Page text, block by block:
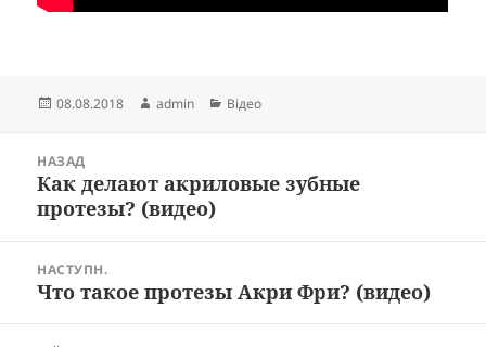
Опубліковано
08.08.2018 Автор
admin Категорії
Відео
записівНАЗАД
Попередній
запис:
Как делают акриловые зубные
протезы? (видео)
НАСТУПН.
Наступний
Что такое протезы Акри Фри? (видео)